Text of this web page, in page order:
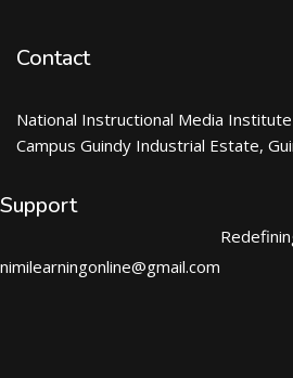
Contact
National Instructional Media
Campus Guindy Industrial Estate,
Support
nimilearningonline@gmail.com